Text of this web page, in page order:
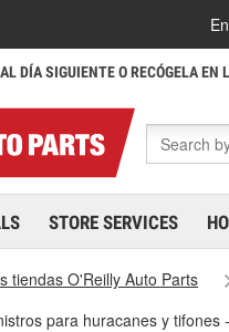
DÍA SIGUIENTE O RECÓGELA EN
STORE SERVICES
tiendas O'Reilly Auto Parts
para huracanes y tifones